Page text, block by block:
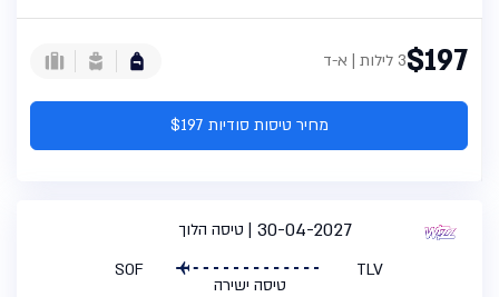
$1973 לילות | א-ד
מחיר טיסות סודיות $197
טיסה הלוך 30-04-2027
TLV
טיסה ישירה
SOF